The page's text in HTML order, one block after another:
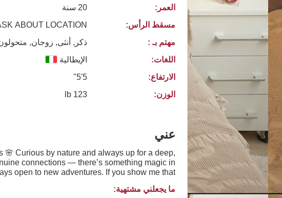
العمر:
20 سنة
مسقط الرأس:
ABOUT LOCATION
مهتم بـ :
ذكر, أنثى, زوجان,
اللغات:
الإيطالية
الارتفاع:
5'5"
الوزن:
123 lb
عني
🌸 Curious by nature and always up for a deep,
connections — there’s something magic in
open to new adventures. If you show me that
the vibe light and the good times flowing first. 🎉
ما يجعلني مشتهية: